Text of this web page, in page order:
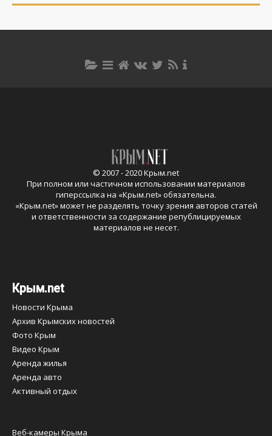
© 2007 - 2020 Крым.net
При полном или частичном использовании материалов
гиперссылка на «Крым.net» обязательна.
«Крым.net» может не разделять точку зрения авторов статей
и ответственности за содержание републицируемых
материалов не несет.
Крым.net
Новости Крыма
Архив Крымских новостей
Фото Крым
Видео Крым
Аренда жилья
Аренда авто
Активный отдых
Веб-камеры Крыма